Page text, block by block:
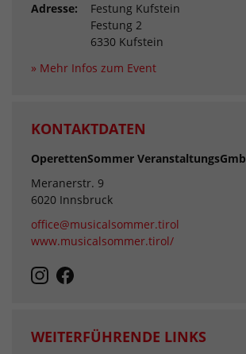
Adresse:
Festung Kufstein
Festung 2
6330 Kufstein
» Mehr Infos zum Event
KONTAKTDATEN
OperettenSommer
Meranerstr. 9
6020 Innsbruck
office@musicalsommer.tirol
www.musicalsommer.tirol/
WEITERFÜHRENDE LINKS